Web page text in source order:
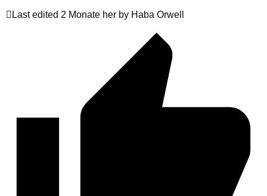
Last edited 2 Monate her by Haba Orwell